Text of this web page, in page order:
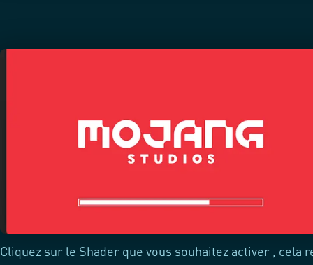
Cliquez sur le Shader que vous souhaitez activer , cela